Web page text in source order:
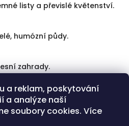
a reklam, poskytování
a analýze naší
soubory cookies. Více
listy a převislé květenství.
humózní půdy.
zahrady.